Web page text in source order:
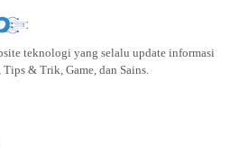
teknologi yang selalu update informasi
& Trik, Game, dan Sains.